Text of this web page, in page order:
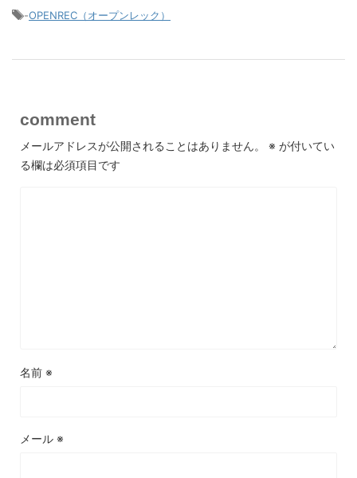
-OPENREC（オープンレック）
comment
メールアドレスが公開されることはありません。 ※ が付いてい
る欄は必須項目です
名前 ※
メール ※